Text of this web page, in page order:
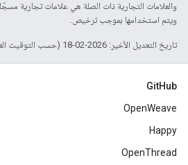
ويتم استخدامها بموجب ترخيص.
تاريخ التعديل الأخير: 2026-02-18 (حسب التوقيت العالمي المتفَّق عليه)
GitHub
OpenWeave
Happy
OpenThread